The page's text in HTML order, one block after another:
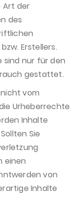
Art der
des
Erstellers.
sind nur für den
gestattet.
vom
Urheberrechte
Inhalte
Sie
einen
von
Inhalte